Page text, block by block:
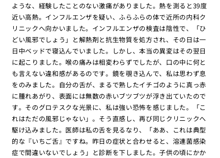
ような、経験したことのない激痛がありました。熱を測ると39度
近い高熱。インフルエンザを疑い、ふらふらの体で近所の内科ク
リニックへ向かいました。インフルエンザの検査は陰性で、「ひ
どい風邪でしょう」と解熱剤と抗生物質を処方され、その日は一
日中ベッドで寝込んでいました。しかし、本当の異変はその翌日
に起こりました。喉の痛みは相変わらずでしたが、口の中に何と
も言えない違和感があるのです。鏡を覗き込んで、私は思わず息
をのみました。自分の舌が、まるで熟したイチゴのように真っ赤
に腫れあがり、表面には無数の赤いブツブツが浮き出ていたので
す。そのグロテスクな光景に、私は強い恐怖を感じました。「こ
れはただの風邪じゃない」。そう直感し、再び同じクリニックへ
駆け込みました。医師は私の舌を見るなり、「ああ、これは典型
的な『いちご舌』ですね。昨日の症状と合わせると、溶連菌感染
症で間違いないでしょう」と診断を下しました。子供の頃にかか